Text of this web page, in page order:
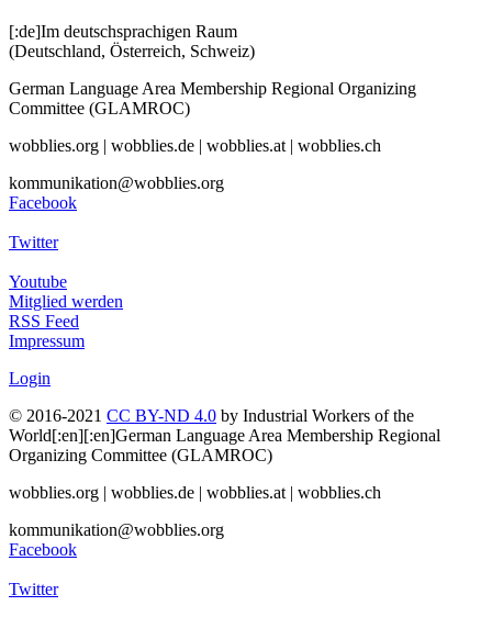
[:de]Im deutschsprachigen Raum
(Deutschland, Österreich, Schweiz)
German Language Area Membership Regional Organizing
Committee (GLAMROC)
wobblies.org | wobblies.de | wobblies.at | wobblies.ch
kommunikation@wobblies.org
Facebook
Twitter
Youtube
Mitglied werden
RSS Feed
Impressum
Login
© 2016-2021 CC BY-ND 4.0 by Industrial Workers of the
World[:en][:en]German Language Area Membership Regional
Organizing Committee (GLAMROC)
wobblies.org | wobblies.de | wobblies.at | wobblies.ch
kommunikation@wobblies.org
Facebook
Twitter